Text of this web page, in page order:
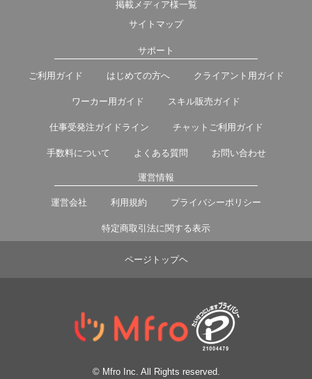
掲載メディア様一覧
サイトマップ
サポート
ご利用ガイド はじめての方へ クライアント用ガイド
ワーカー用ガイド スキル販売ガイド
仕事受発注ガイドライン チャットご利用ガイド
手数料について よくある質問 お問い合わせ
運営情報
運営会社 利用規約 プライバシーポリシー
特定商取引法に関する表示
ページトップヘ
© Mfro Inc. All Rights reserved.